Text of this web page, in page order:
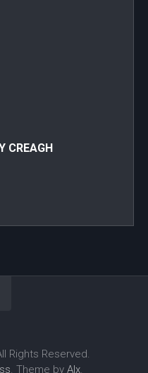
CREAGH
Rights Reserved.
. Theme by Alx.